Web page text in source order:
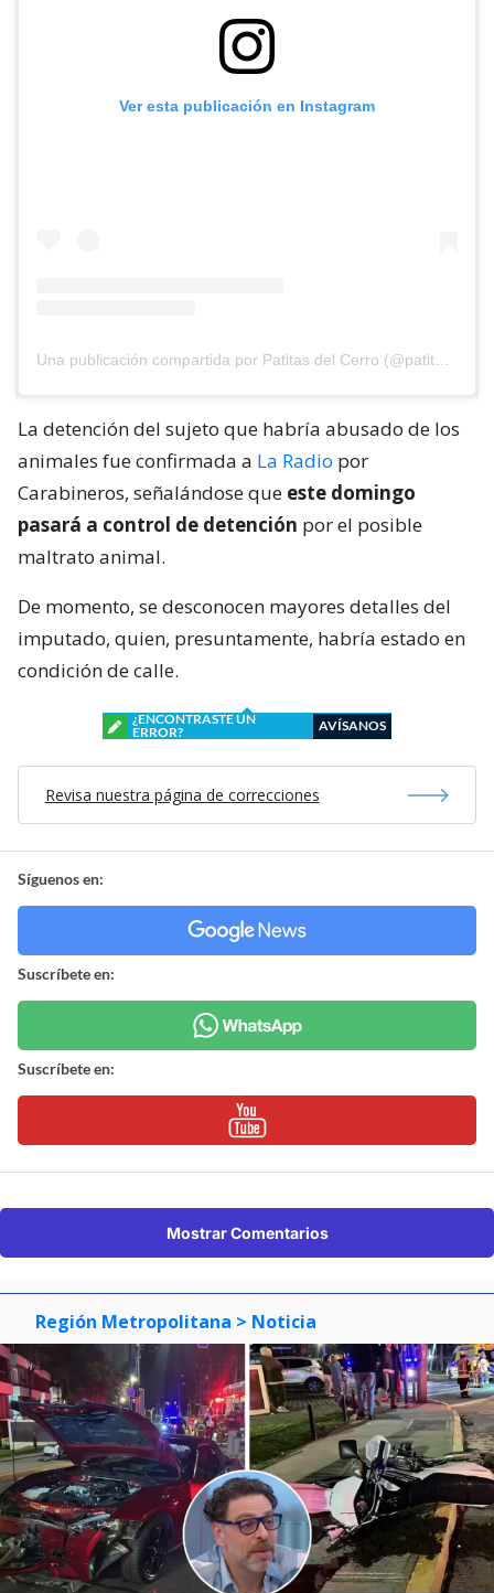
Ver esta publicación en Instagram
Una publicación compartida por Patitas del Cerro (@patitasdelcerro)
La detención del sujeto que habría abusado de los
animales fue confirmada a La Radio por
Carabineros, señalándose que este domingo
pasará a control de detención por el posible
maltrato animal.
De momento, se desconocen mayores detalles del
imputado, quien, presuntamente, habría estado en
condición de calle.
¿ENCONTRASTE UN
ERROR?
AVÍSANOS
Revisa nuestra página de correcciones
Síguenos en:
Suscríbete en:
Suscríbete en:
Mostrar Comentarios
Región Metropolitana > Noticia